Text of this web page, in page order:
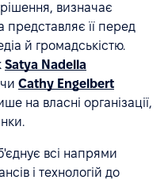
визначає
представляє її перед
й громадськістю.
Satya Nadella
Cathy Engelbert
на власні організації,
всі напрями
і технологій до